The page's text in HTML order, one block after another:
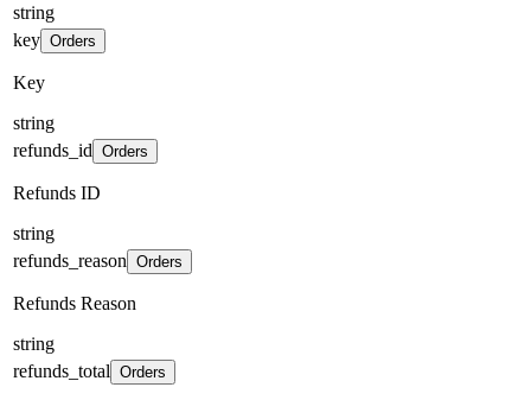
string
key Orders
Key
string
refunds_id Orders
Refunds ID
string
refunds_reason Orders
Refunds Reason
string
refunds_total Orders